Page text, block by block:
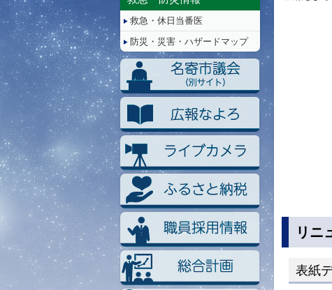
リニ
表紙
再
救急・休日当番医
防災・災害・ハザードマップ